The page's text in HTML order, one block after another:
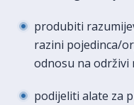
produbiti
razini pojedinca/
odnosu na održivi
podijeliti alate za